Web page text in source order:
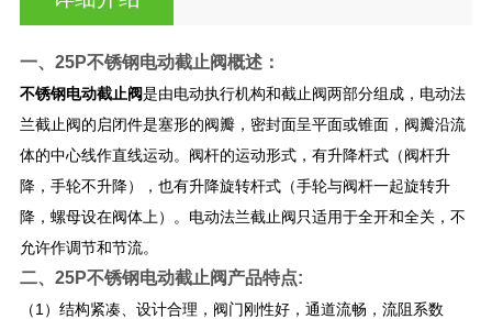
一、 25P不锈钢电动截止阀概述：
不锈钢电动截止阀是由电动执行机构和截止阀两部分组成，电动法
兰截止阀的启闭件是塞形的阀瓣，密封面呈平面或锥面，阀瓣沿流
体的中心线作直线运动。阀杆的运动形式，有升降杆式（阀杆升
降，手轮不升降），也有升降旋转杆式（手轮与阀杆一起旋转升
降，螺母设在阀体上）。电动法兰截止阀只适用于全开和全关，不
允许作调节和节流。
二、 25P不锈钢电动截止阀产品特点:
（1）结构紧凑、设计合理，阀门刚性好，通道流畅，流阻系数